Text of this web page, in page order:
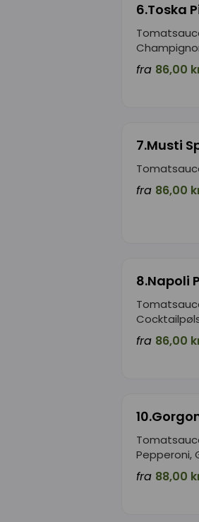
6.Toska
fra 86,00
7.Musti
fra 86,00
8.Napoli
fra 86,00
Pepperoni,
fra 88,00